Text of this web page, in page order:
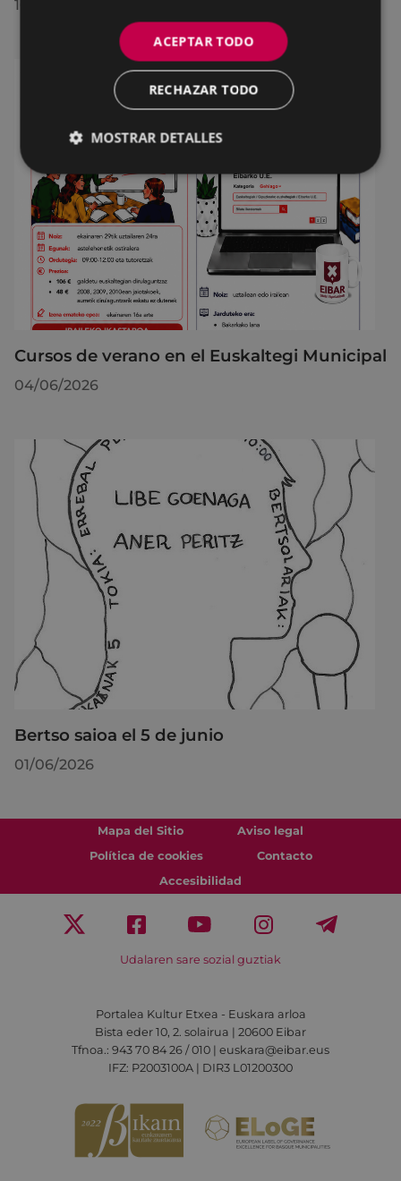
10/07/2026
Cursos de verano en el Euskaltegi Municipal
04/06/2026
Bertso saioa el 5 de junio
01/06/2026
Mapa del Sitio
Aviso legal
Política de cookies
Contacto
Accesibilidad
Udalaren sare sozial guztiak
Portalea Kultur Etxea - Euskara arloa
Bista eder 10, 2. solairua | 20600 Eibar
Tfnoa.: 943 70 84 26 / 010 | euskara@eibar.eus
IFZ: P2003100A | DIR3 L01200300
ACEPTAR TODO
RECHAZAR TODO
MOSTRAR DETALLES